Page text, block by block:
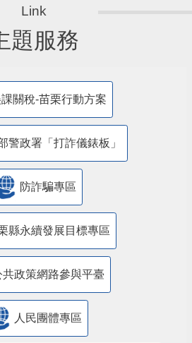
題服務
關稅-苗栗行動方案
警政署「打詐儀錶板」
防詐騙專區
縣永續發展目標專區
共政策網路參與平臺
人民團體專區